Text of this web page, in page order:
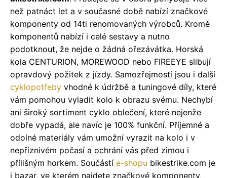
než patnáct let a v současné době nabízí značkové
komponenty od 14ti renomovaných výrobců. Kromě
komponentů nabízí i celé sestavy a nutno
podotknout, že nejde o žádná ořezávátka. Horská
kola CENTURION, MOREWOOD nebo FIREEYE slibují
opravdový požitek z jízdy. Samozřejmostí jsou i další
cyklopotřeby vhodné k údržbě a tuningové díly, které
vám pomohou vyladit kolo k obrazu svému. Nechybí
ani široký sortiment cyklo oblečení, které nejenže
dobře vypadá, ale navíc je 100% funkční. Příjemné a
odolné materiály vám umožní vyrazit na kolo i v
nepříznivém počasí a ochrání vás před zimou i
přílišným horkem. Součástí e-shopu bikestrike.com je
i bazar, ve kterém najdete značkové komponenty,